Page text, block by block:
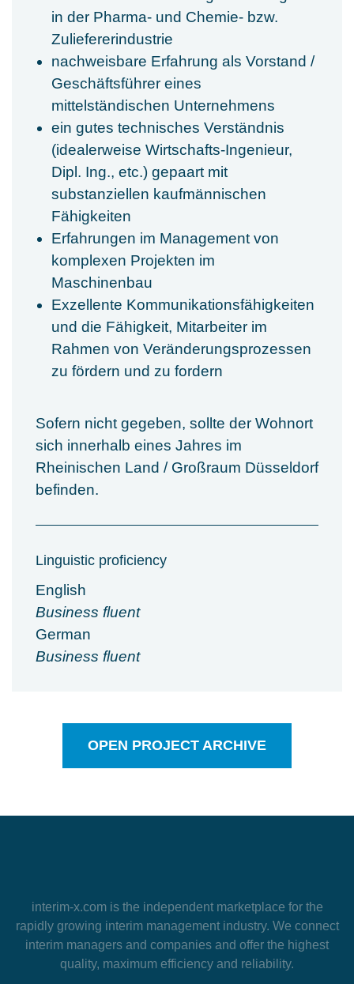
in der Pharma- und Chemie- bzw.
Zuliefererindustrie
nachweisbare Erfahrung als Vorstand /
Geschäftsführer eines
mittelständischen Unternehmens
ein gutes technisches Verständnis
(idealerweise Wirtschafts-Ingenieur,
Dipl. Ing., etc.) gepaart mit
substanziellen kaufmännischen
Fähigkeiten
Erfahrungen im Management von
komplexen Projekten im
Maschinenbau
Exzellente Kommunikationsfähigkeiten
und die Fähigkeit, Mitarbeiter im
Rahmen von Veränderungsprozessen
zu fördern und zu fordern
Sofern nicht gegeben, sollte der Wohnort
sich innerhalb eines Jahres im
Rheinischen Land / Großraum Düsseldorf
befinden.
Linguistic proficiency
English
Business fluent
German
Business fluent
OPEN PROJECT ARCHIVE
interim-x.comis the independent marketplace for the
rapidly growing interim management industry. We connect
interim managers and companies and offer the highest
quality, maximum efficiency and reliability.